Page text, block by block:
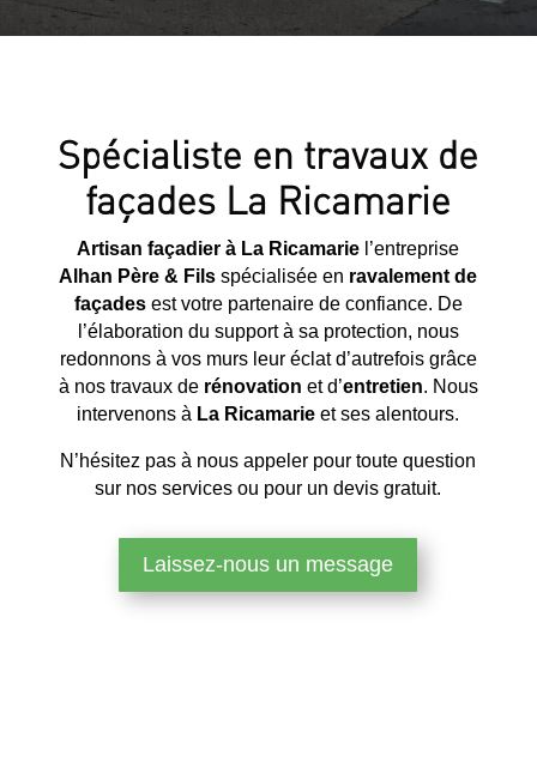
Spécialiste en travaux de
façades La Ricamarie
Artisan façadier à La Ricamarie l’entreprise
Alhan Père & Fils spécialisée en ravalement de
façadesest votre partenaire de confiance. De
l’élaboration du support à sa protection, nous
redonnons à vos murs leur éclat d’autrefois grâce
à nos travaux de rénovation et d’entretien. Nous
intervenons à La Ricamarie et ses alentours.
N’hésitez pas à nous appeler pour toute question
sur nos services ou pour un devis gratuit.
Laissez-nous un message